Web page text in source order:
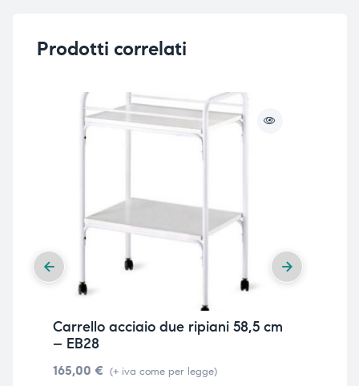
Prodotti correlati
Carrello acciaio due ripiani 58,5 cm
– EB28
165,00 € (+ iva come per legge)